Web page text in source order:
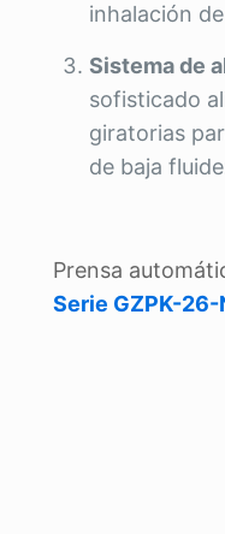
inhalación
Sistema de
sofisticado
giratorias
de baja
Prensa
Serie GZPK-26-